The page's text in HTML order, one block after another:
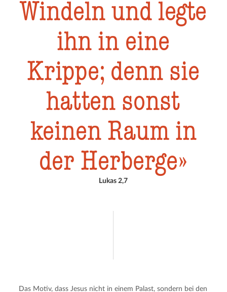
Windeln und legte
ihn in eine
Krippe; denn sie
hatten sonst
keinen Raum in
der Herberge
Lukas 2,7
Das Motiv, dass Jesus nicht in einem Palast, sondern bei den